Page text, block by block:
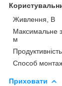
Живлення, В
Максимальне
м
Способ
Приховати